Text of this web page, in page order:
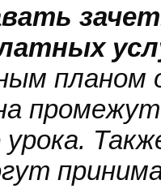
планом
урока.